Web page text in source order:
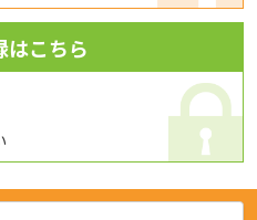
はこちら